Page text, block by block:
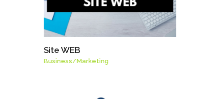
Site WEB
Business/Marketing